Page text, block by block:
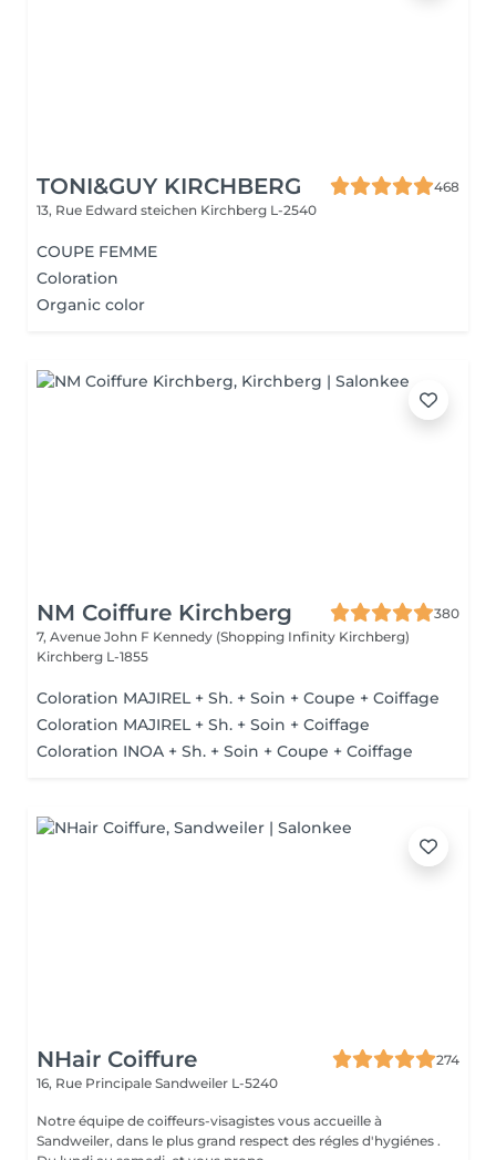
TONI&GUY KIRCHBERG
468
13, Rue Edward steichen Kirchberg L-2540
COUPE FEMME
Coloration
Organic color
NM Coiffure Kirchberg
380
7, Avenue John F Kennedy (Shopping Infinity Kirchberg)
Kirchberg L-1855
Coloration MAJIREL + Sh. + Soin + Coupe + Coiffage
Coloration MAJIREL + Sh. + Soin + Coiffage
Coloration INOA + Sh. + Soin + Coupe + Coiffage
NHair Coiffure
274
16, Rue Principale Sandweiler L-5240
Notre équipe de coiffeurs-visagistes vous accueille à
Sandweiler, dans le plus grand respect des régles d'hygiénes .